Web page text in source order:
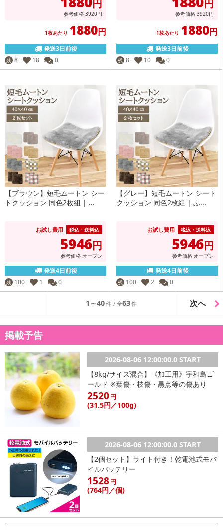
円
参考価格 3920円
1枚あたり 1880円
発送3日前後
残 8 18 0
円
参考価格 3920円
1枚あたり 1880円
発送3日前後
残 8 10 0
【ブラウン】短毛ムートン シー
トクッション 同色2枚組 | ...
お試し費用 税込・送料込
5946円
参考価格 オープン
発送4日前後
残 100 1 0
【グレー】短毛ムートン シート
クッション 同色2枚組 | ふ...
お試し費用 税込・送料込
5946円
参考価格 オープン
発送4日前後
残 100 2 0
1～40 63 次へ
掲載予告
2026-08-06 12:00:00.0 START
【8kg/サイズ混合】《加工用》宇和島ゴ
ールド ※葉傷・枝傷・黒点等の傷あり
2520円
(31.5円 ／100g)
2026-08-06 12:00:00.0 START
【2個セット】ライト付き！乾電池式モバ
イルバッテリー
1528円
(764円／個)